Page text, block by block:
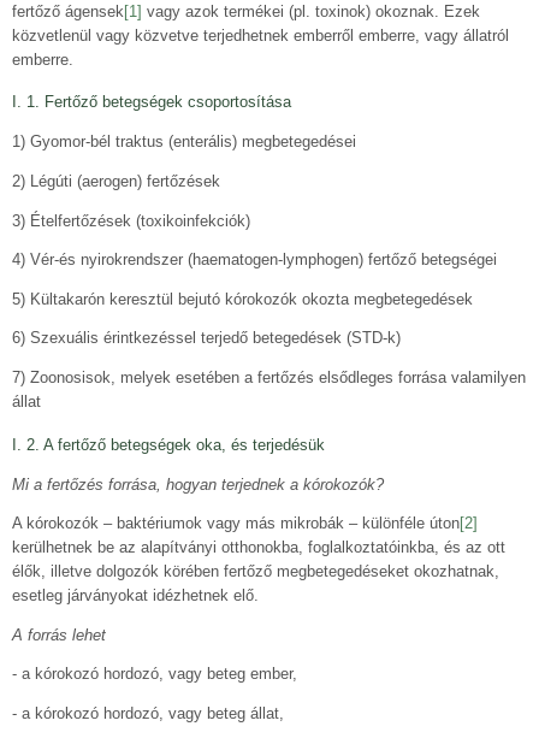
fertőző ágensek [1] vagy azok termékei (pl. toxinok) okoznak. Ezek
közvetlenül vagy közvetve terjedhetnek emberről emberre, vagy állatról
emberre.
I. 1. Fertőző betegségek csoportosítása
1) Gyomor-bél traktus (enterális) megbetegedései
2) Légúti (aerogen) fertőzések
3) Ételfertőzések (toxikoinfekciók)
4) Vér-és nyirokrendszer (haematogen-lymphogen) fertőző betegségei
5) Kültakarón keresztül bejutó kórokozók okozta megbetegedések
6) Szexuális érintkezéssel terjedő betegedések (STD-k)
7) Zoonosisok, melyek esetében a fertőzés elsődleges forrása valamilyen
állat
I. 2. A fertőző betegségek oka, és terjedésük
Mi a fertőzés forrása, hogyan terjednek a kórokozók?
A kórokozók – baktériumok vagy más mikrobák – különféle úton[2]
kerülhetnek be az alapítványi otthonokba, foglalkoztatóinkba, és az ott
élők, illetve dolgozók körében fertőző megbetegedéseket okozhatnak,
esetleg járványokat idézhetnek elő.
A forrás lehet
- a kórokozó hordozó, vagy beteg ember,
- a kórokozó hordozó, vagy beteg állat,